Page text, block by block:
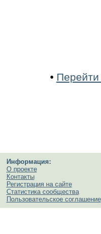
• Перейти
Информация:
О проекте
Контакты
Регистрация на сайте
Статистика сообщества
Пользовательское соглашение